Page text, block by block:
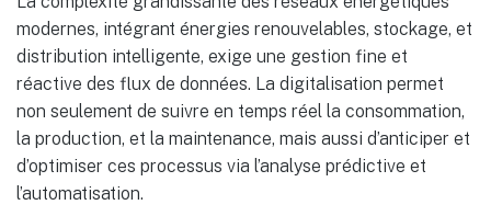
modernes, intégrant énergies renouvelables, stockage, et
distribution intelligente, exige une gestion fine et
réactive des flux de données. La digitalisation permet
non seulement de suivre en temps réel la consommation,
la production, et la maintenance, mais aussi d’anticiper et
d’optimiser ces processus via l’analyse prédictive et
l’automatisation.